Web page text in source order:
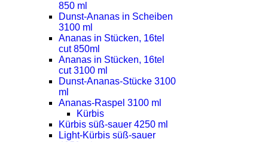
850 ml
Dunst-Ananas in Scheiben
3100 ml
Ananas in Stücken, 16tel
cut 850ml
Ananas in Stücken, 16tel
cut 3100 ml
Dunst-Ananas-Stücke 3100
ml
Ananas-Raspel 3100 ml
Kürbis
Kürbis süß-sauer 4250 ml
Light-Kürbis süß-sauer